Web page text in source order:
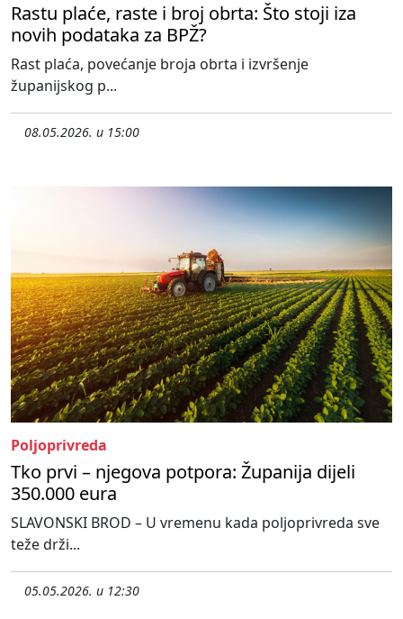
Rastu plaće, raste i broj obrta: Što stoji iza
novih podataka za BPŽ?
Rast plaća, povećanje broja obrta i izvršenje
županijskog p...
08.05.2026. u 15:00
Poljoprivreda
Tko prvi – njegova potpora: Županija dijeli
350.000 eura
SLAVONSKI BROD – U vremenu kada poljoprivreda sve
teže drži...
05.05.2026. u 12:30